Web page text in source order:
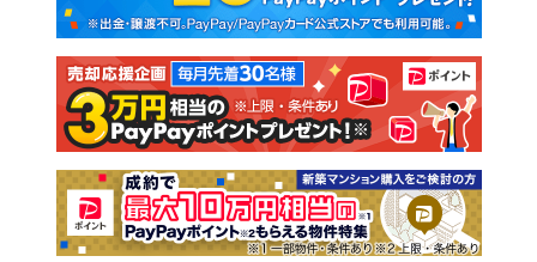
新築一戸建て 中古一戸建て
注文住宅 土地
売却査定